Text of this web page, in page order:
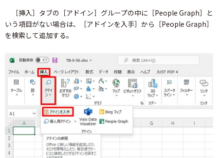
［挿入］タブの［アドイン］グループの中に［People Graph］と
いう項目がない場合は、［アドインを入手］から［People Graph］
を検索して追加する。